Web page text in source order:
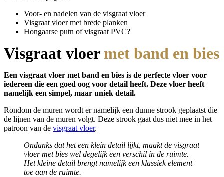
Voor- en nadelen van de visgraat vloer
Visgraat vloer met brede planken
Hongaarse putn of visgraat PVC?
Visgraat vloermet band en bies
Een visgraat vloer met band en bies is de perfecte vloer voor
iedereen die een goed oog voor detail heeft. Deze vloer heeft
namelijk een simpel, maar uniek detail.
Rondom de muren wordt er namelijk een dunne strook geplaatst die
de lijnen van de muren volgt. Deze strook gaat dus niet mee in het
patroon van de visgraat vloer.
Ondanks dat het een klein detail lijkt, maakt de visgraat
vloer met bies wel degelijk een verschil in de ruimte.
Het kleine detail brengt namelijk een klassiek element
toe aan de ruimte.